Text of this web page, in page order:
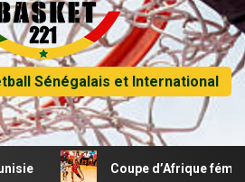
Sénégalais et International
Coupe d’Afrique féminine U18